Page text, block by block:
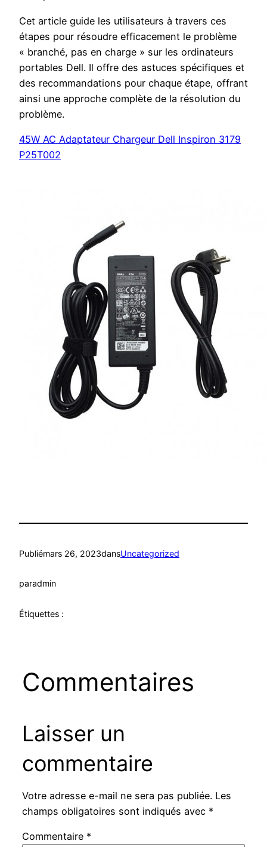
Cet article guide les utilisateurs à travers ces
étapes pour résoudre efficacement le problème
« branché, pas en charge » sur les ordinateurs
portables Dell. Il offre des astuces spécifiques et
des recommandations pour chaque étape, offrant
ainsi une approche complète de la résolution du
problème.
45W AC Adaptateur Chargeur Dell Inspiron 3179
P25T002
Publiémars 26, 2023dansUncategorized
paradmin
Étiquettes :
Commentaires
Laisser un
commentaire
Votre adresse e-mail ne sera pas publiée. Les
champs obligatoires sont indiqués avec *
Commentaire *